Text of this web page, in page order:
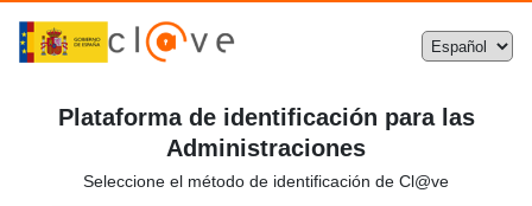
Plataforma de identificación para las
Administraciones
Seleccione el método de identificación de Cl@ve